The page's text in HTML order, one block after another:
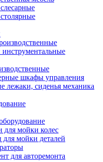
шкафы управления
лежаки, сиденья механика
для мойки колес
мойки деталей
для авторемонта